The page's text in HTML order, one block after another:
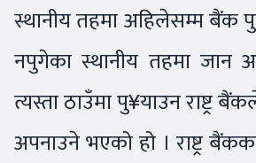
स्थानीय तहमा अहिलेसम्म
नपुगेका स्थानीय तहमा जान
त्यस्ता ठाउँमा पु¥याउन राष्ट्र
अपनाउने भएको हो । राष्ट्र